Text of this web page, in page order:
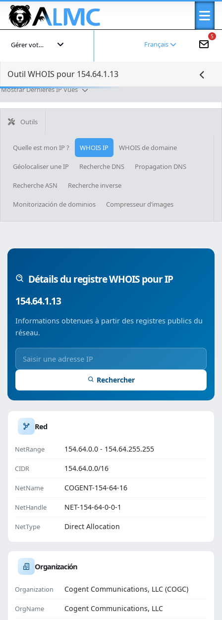
5
Français
Gérer votre compte
Outil WHOIS pour 154.64.1.13
Mostrar Dernières IP Vues
Outils
Quelle est mon IP ? WHOIS IP WHOIS de domaine
Géolocaliser une IP Recherche DNS Propagation DNS
Recherche ASN Recherche inverse
Monitorización de dominios Compresseur d’images
Détails du registre WHOIS pour IP
154.64.1.13
Informations obtenues à partir des registres publics du
réseau.
Rechercher
Red
NetRange 154.64.0.0 - 154.64.255.255
CIDR 154.64.0.0/16
NetName COGENT-154-64-16
NetHandle NET-154-64-0-0-1
NetType Direct Allocation
Organización
Organization Cogent Communications, LLC (COGC)
OrgName Cogent Communications, LLC